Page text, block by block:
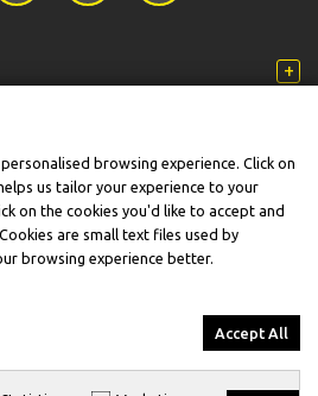
Reseller & Service Provider.
browsing experience. Click on
us tailor your experience to your
on the cookies you'd like to accept and
are small text files used by
browsing experience better.
Accept All